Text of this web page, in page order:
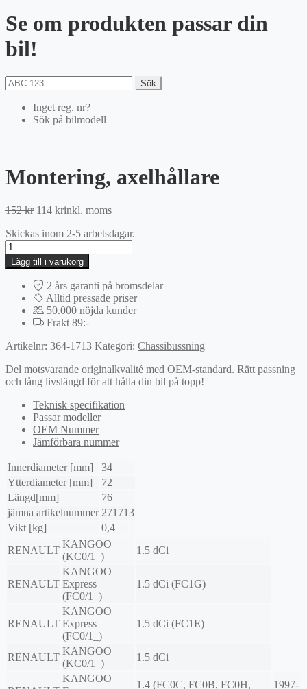
Se om produkten passar din
bil!
Sök
Inget reg. nr?
Sök på bilmodell
Montering, axelhållare
152kr Det
priset
152 kr.
114 krDet
priset
114 kr.
inkl. moms
Skickas inom 2-5 arbetsdagar.
Montering,
axelhållare
mängd
Lägg till i varukorg
2 års garanti på bromsdelar
Alltid pressade priser
50.000 nöjda kunder
Frakt 89:-
Artikelnr: 364-1713 Kategori: Chassibussning
Del motsvarande originalkvalité med OEM-standard. Rätt passning
och lång livslängd för att hålla din bil på topp!
Teknisk specifikation
Passar modeller
OEM Nummer
Jämförbara nummer
Innerdiameter [mm]
34
Ytterdiameter [mm]
72
Längd[mm]
76
jämna artikelnummer 271713
Vikt [kg]
0,4
RENAULT
KANGOO
(KC0/1_)
1.5 dCi
RENAULT
KANGOO
Express
(FC0/1_)
1.5 dCi (FC1G)
RENAULT
KANGOO
Express
(FC0/1_)
1.5 dCi (FC1E)
RENAULT
KANGOO
(KC0/1_)
1.5 dCi
KANGOO
1.4 (FC0C, FC0B, FC0H,
1997-